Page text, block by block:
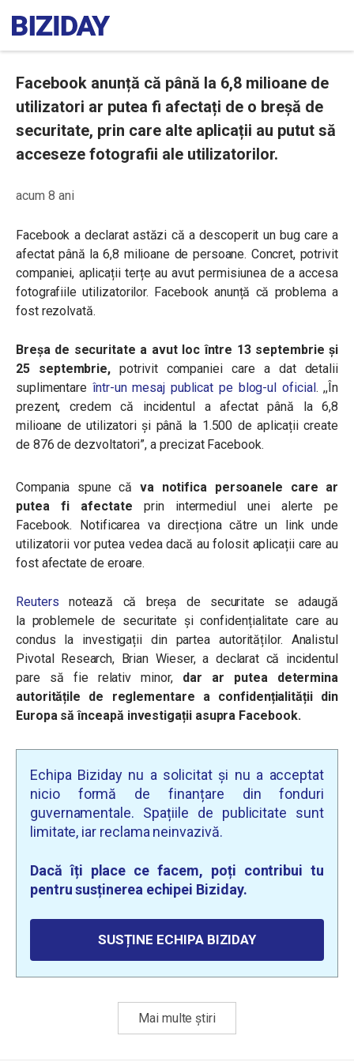
Facebook anunță că până la 6,8 milioane de
utilizatori ar putea fi afectați de o breșă de
securitate, prin care alte aplicații au putut să
acceseze fotografii ale utilizatorilor.
acum 8 ani
Facebook a declarat astăzi că a descoperit un bug care a
afectat până la 6,8 milioane de persoane. Concret, potrivit
companiei, aplicații terțe au avut permisiunea de a accesa
fotografiile utilizatorilor. Facebook anunță că problema a
fost rezolvată.
Breșa de securitate a avut loc între 13 septembrie și
25 septembrie, potrivit companiei care a dat detalii
suplimentare într-un mesaj publicat pe blog-ul oficial. ,,În
prezent, credem că incidentul a afectat până la 6,8
milioane de utilizatori și până la 1.500 de aplicații create
de 876 de dezvoltatori”, a precizat Facebook.
Compania spune căva notifica persoanele care ar
putea fi afectate prin intermediul unei alerte pe
Facebook. Notificarea va direcționa către un link unde
utilizatorii vor putea vedea dacă au folosit aplicații care au
fost afectate de eroare.
Reuters notează că breșa de securitate se adaugă
la problemele de securitate și confidențialitate care au
condus la investigații din partea autorităților. Analistul
Pivotal Research, Brian Wieser, a declarat că incidentul
pare să fie relativ minor, dar ar putea determina
autoritățile de reglementare a confidențialității din
Europa să înceapă investigații asupra Facebook.
Echipa Biziday nu a solicitat și nu a acceptat
nicio formă de finanțare din fonduri
guvernamentale. Spațiile de publicitate sunt
limitate, iar reclama neinvazivă.
Dacă îți place ce facem, poți contribui tu
pentru susținerea echipei Biziday.
SUSȚINE ECHIPA BIZIDAY
Mai multe știri